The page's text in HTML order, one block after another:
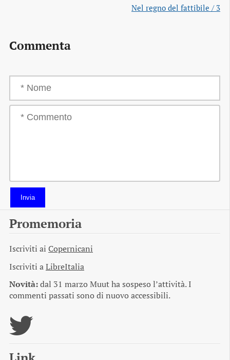
Nel regno del fattibile / 3
Commenta
Invia
Promemoria
Iscriviti ai Copernicani
Iscriviti aLibreItalia
Novità:dal 31 marzo Muut ha sospeso l’attività. I
commenti passati sono di nuovo accessibili.